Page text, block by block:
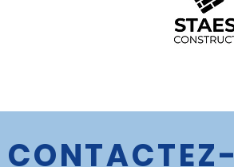
CONTACTEZ-